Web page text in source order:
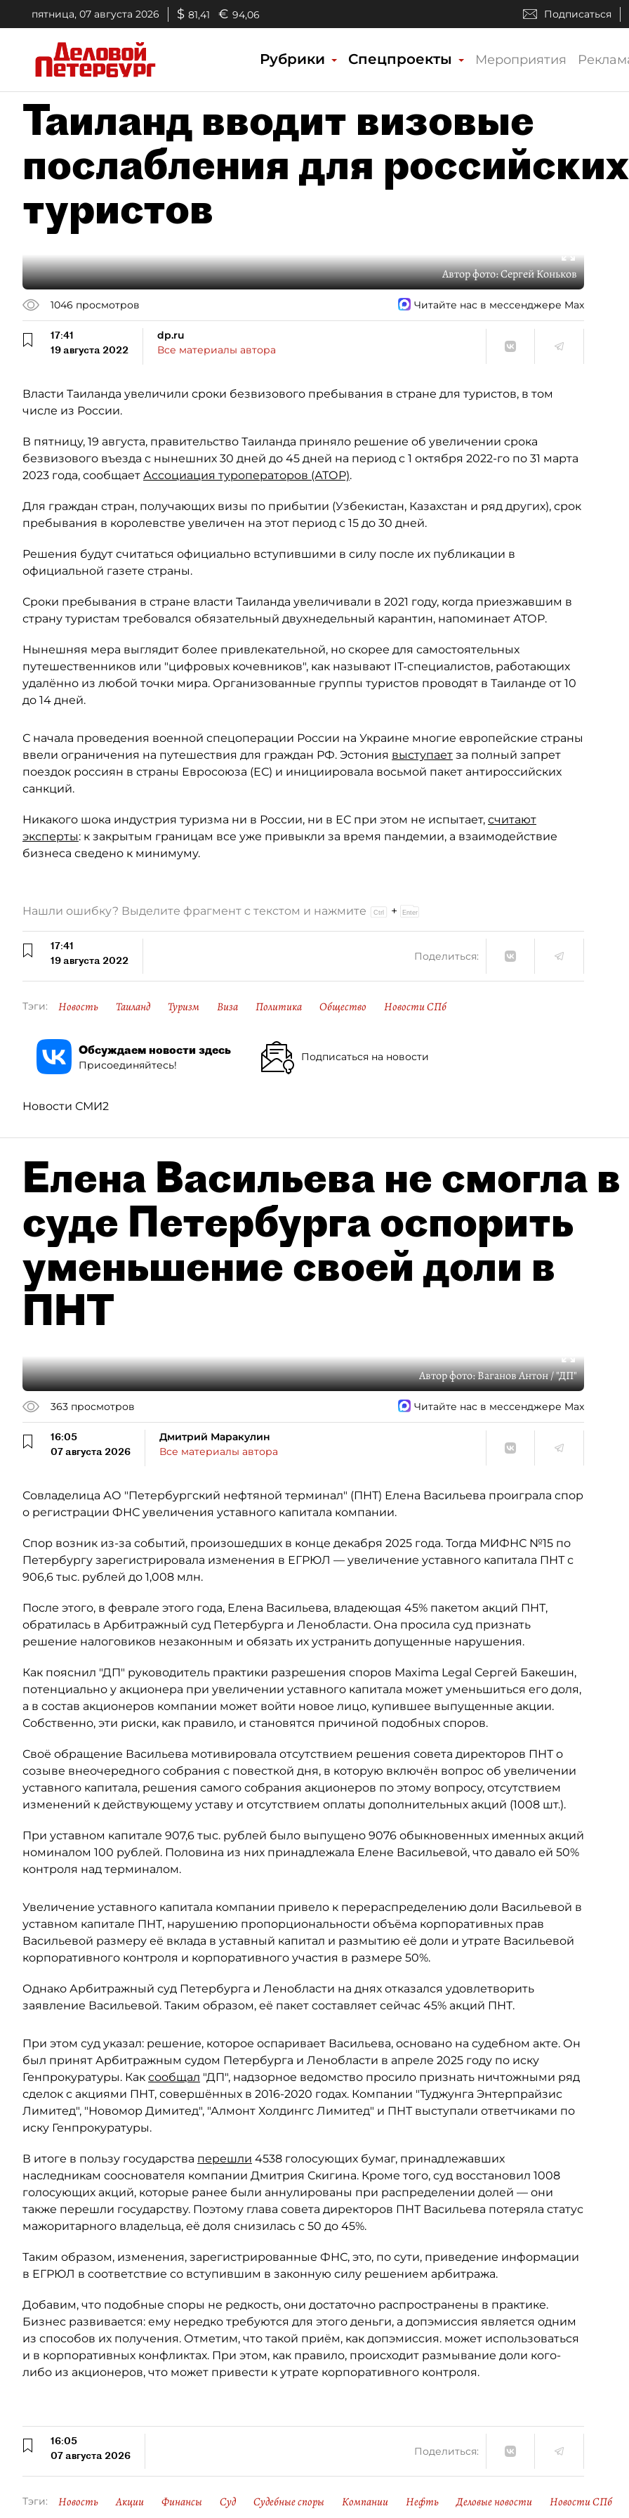
пятница, 07 августа 2026 $ 81,41 € 94,06 Подписаться
Рубрики Спецпроекты Мероприятия
Таиланд вводит визовые
послабления для российских
туристов
Автор фото:Сергей Коньков
1046 просмотров Читайте нас в мессенджере Max
17:41
19 августа 2022
dp.ru
Все материалы автора
Власти Таиланда увеличили сроки безвизового пребывания в стране для туристов, в том
числе из России.
В пятницу, 19 августа, правительство Таиланда приняло решение об увеличении срока
безвизового въезда с нынешних 30 дней до 45 дней на период с 1 октября 2022-го по 31 марта
2023 года, сообщает Ассоциация туроператоров (АТОР).
Для граждан стран, получающих визы по прибытии (Узбекистан, Казахстан и ряд других), срок
пребывания в королевстве увеличен на этот период с 15 до 30 дней.
Решения будут считаться официально вступившими в силу после их публикации в
официальной газете страны.
Сроки пребывания в стране власти Таиланда увеличивали в 2021 году, когда приезжавшим в
страну туристам требовался обязательный двухнедельный карантин, напоминает АТОР.
Нынешняя мера выглядит более привлекательной, но скорее для самостоятельных
путешественников или "цифровых кочевников", как называют IT-специалистов, работающих
удалённо из любой точки мира. Организованные группы туристов проводят в Таиланде от 10
до 14 дней.
С начала проведения военной спецоперации России на Украине многие европейские страны
ввели ограничения на путешествия для граждан РФ. Эстония выступает за полный запрет
поездок россиян в страны Евросоюза (ЕС) и инициировала восьмой пакет антироссийских
санкций.
Никакого шока индустрия туризма ни в России, ни в ЕС при этом не испытает, считают
эксперты: к закрытым границам все уже привыкли за время пандемии, а взаимодействие
бизнеса сведено к минимуму.
Нашли ошибку? Выделите фрагмент с текстом и нажмите +
17:41
19 августа 2022
Поделиться:
Тэги: Новость Таиланд Туризм Виза Политика Общество Новости СПб
Обсуждаем новости здесь
Присоединяйтесь!
Подписаться на новости
Новости СМИ2
Елена Васильева не смогла в
суде Петербурга оспорить
уменьшение своей доли в
ПНТ
Автор фото:Ваганов Антон / "ДП"
363 просмотров Читайте нас в мессенджере Max
16:05
07 августа 2026
Дмитрий Маракулин
Все материалы автора
Совладелица АО "Петербургский нефтяной терминал" (ПНТ) Елена Васильева проиграла спор
о регистрации ФНС увеличения уставного капитала компании.
Спор возник из-за событий, произошедших в конце декабря 2025 года. Тогда МИФНС №15 по
Петербургу зарегистрировала изменения в ЕГРЮЛ — увеличение уставного капитала ПНТ с
906,6 тыс. рублей до 1,008 млн.
После этого, в феврале этого года, Елена Васильева, владеющая 45% пакетом акций ПНТ,
обратилась в Арбитражный суд Петербурга и Ленобласти. Она просила суд признать
решение налоговиков незаконным и обязать их устранить допущенные нарушения.
Как пояснил "ДП" руководитель практики разрешения споров Maxima Legal Сергей Бакешин,
потенциально у акционера при увеличении уставного капитала может уменьшиться его доля,
а в состав акционеров компании может войти новое лицо, купившее выпущенные акции.
Собственно, эти риски, как правило, и становятся причиной подобных споров.
Своё обращение Васильева мотивировала отсутствием решения совета директоров ПНТ о
созыве внеочередного собрания с повесткой дня, в которую включён вопрос об увеличении
уставного капитала, решения самого собрания акционеров по этому вопросу, отсутствием
изменений к действующему уставу и отсутствием оплаты дополнительных акций (1008 шт.).
При уставном капитале 907,6 тыс. рублей было выпущено 9076 обыкновенных именных акций
номиналом 100 рублей. Половина из них принадлежала Елене Васильевой, что давало ей 50%
контроля над терминалом.
Увеличение уставного капитала компании привело к перераспределению доли Васильевой в
уставном капитале ПНТ, нарушению пропорциональности объёма корпоративных прав
Васильевой размеру её вклада в уставный капитал и размытию её доли и утрате Васильевой
корпоративного контроля и корпоративного участия в размере 50%.
Однако Арбитражный суд Петербурга и Ленобласти на днях отказался удовлетворить
заявление Васильевой. Таким образом, её пакет составляет сейчас 45% акций ПНТ.
При этом суд указал: решение, которое оспаривает Васильева, основано на судебном акте. Он
был принят Арбитражным судом Петербурга и Ленобласти в апреле 2025 году по иску
Генпрокуратуры. Как сообщал "ДП", надзорное ведомство просило признать ничтожными ряд
сделок с акциями ПНТ, совершённых в 2016-2020 годах. Компании "Туджунга Энтерпрайзис
Лимитед", "Новомор Димитед", "Алмонт Холдингс Лимитед" и ПНТ выступали ответчиками по
иску Генпрокуратуры.
В итоге в пользу государства перешли 4538 голосующих бумаг, принадлежавших
наследникам сооснователя компании Дмитрия Скигина. Кроме того, суд восстановил 1008
голосующих акций, которые ранее были аннулированы при распределении долей — они
также перешли государству. Поэтому глава совета директоров ПНТ Васильева потеряла статус
мажоритарного владельца, её доля снизилась с 50 до 45%.
Таким образом, изменения, зарегистрированные ФНС, это, по сути, приведение информации
в ЕГРЮЛ в соответствие со вступившим в законную силу решением арбитража.
Добавим, что подобные споры не редкость, они достаточно распространены в практике.
Бизнес развивается: ему нередко требуются для этого деньги, а допэмиссия является одним
из способов их получения. Отметим, что такой приём, как допэмиссия. может использоваться
и в корпоративных конфликтах. При этом, как правило, происходит размывание доли кого-
либо из акционеров, что может привести к утрате корпоративного контроля.
16:05
07 августа 2026
Поделиться:
Тэги: Новость Акции Финансы Суд Судебные споры Компании Нефть Деловые новости Новости СПб